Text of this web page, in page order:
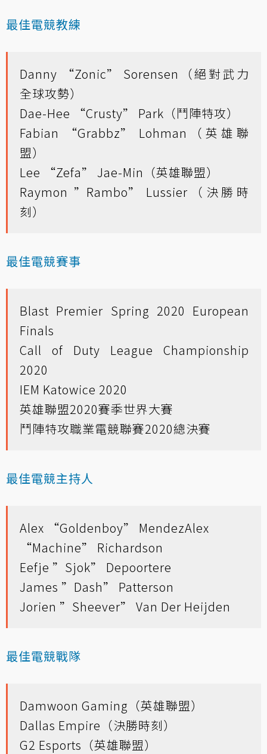
最佳電競教練
Danny “Zonic” Sorensen（絕對武力
全球攻勢）
Dae-Hee “Crusty” Park（鬥陣特攻）
Fabian “Grabbz” Lohman（英雄聯
盟）
Lee “Zefa” Jae-Min（英雄聯盟）
Raymon ”Rambo” Lussier（決勝時
刻）
最佳電競賽事
Blast Premier Spring 2020 European
Finals
Call of Duty League Championship
2020
IEM Katowice 2020
英雄聯盟2020賽季世界大賽
鬥陣特攻職業電競聯賽2020總決賽
最佳電競主持人
Alex “Goldenboy” MendezAlex
“Machine” Richardson
Eefje ”Sjok” Depoortere
James ”Dash” Patterson
Jorien ”Sheever” Van Der Heijden
最佳電競戰隊
Damwoon Gaming（英雄聯盟）
Dallas Empire（決勝時刻）
G2 Esports（英雄聯盟）